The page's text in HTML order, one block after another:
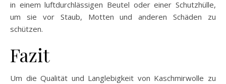
in einem luftdurchlässigen Beutel oder einer Schutzhülle,
um sie vor Staub, Motten und anderen Schäden zu
schützen.
Fazit
Um die Qualität und Langlebigkeit von Kaschmirwolle zu